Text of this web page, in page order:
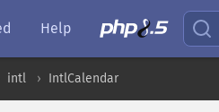
Help
intl IntlCalendar